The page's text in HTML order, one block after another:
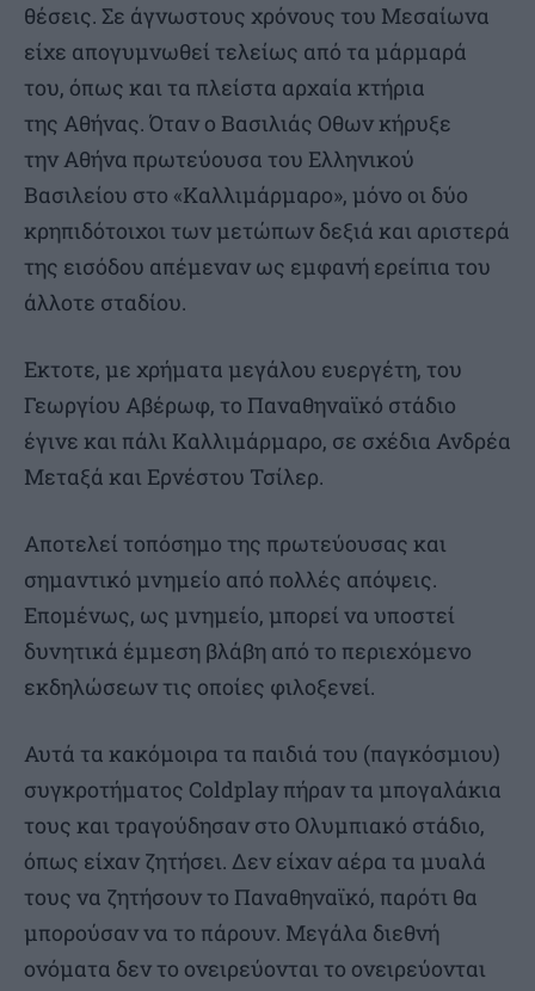
θέσεις. Σε άγνωστους χρόνους του Μεσαίωνα
είχε απογυμνωθεί τελείως από τα μάρμαρά
του, όπως και τα πλείστα αρχαία κτήρια
της Αθήνας. Όταν ο Βασιλιάς Οθων κήρυξε
την Αθήνα πρωτεύουσα του Ελληνικού
Βασιλείου στο «Καλλιμάρμαρο», μόνο οι δύο
κρηπιδότοιχοι των μετώπων δεξιά και αριστερά
της εισόδου απέμεναν ως εμφανή ερείπια του
άλλοτε σταδίου.
Εκτοτε, με χρήματα μεγάλου ευεργέτη, του
Γεωργίου Αβέρωφ, το Παναθηναϊκό στάδιο
έγινε και πάλι Καλλιμάρμαρο, σε σχέδια Ανδρέα
Μεταξά και Ερνέστου Τσίλερ.
Αποτελεί τοπόσημο της πρωτεύουσας και
σημαντικό μνημείο από πολλές απόψεις.
Επομένως, ως μνημείο, μπορεί να υποστεί
δυνητικά έμμεση βλάβη από το περιεχόμενο
εκδηλώσεων τις οποίες φιλοξενεί.
Αυτά τα κακόμοιρα τα παιδιά του (παγκόσμιου)
συγκροτήματος Coldplay πήραν τα μπογαλάκια
τους και τραγούδησαν στο Ολυμπιακό στάδιο,
όπως είχαν ζητήσει. Δεν είχαν αέρα τα μυαλά
τους να ζητήσουν το Παναθηναϊκό, παρότι θα
μπορούσαν να το πάρουν. Μεγάλα διεθνή
ονόματα δεν το ονειρεύονται το ονειρεύονται